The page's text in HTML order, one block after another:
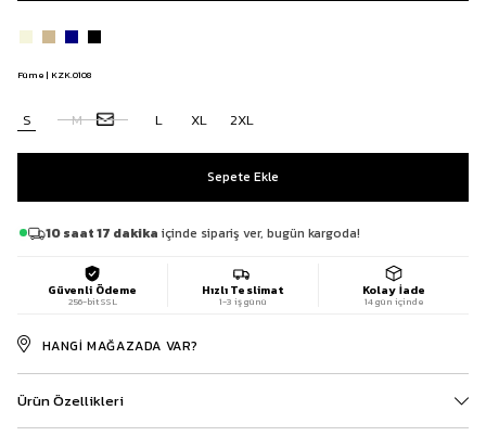
Füme | KZK.0108
S M L XL 2XL
10 saat 17 dakika içinde sipariş ver, bugün kargoda!
Güvenli Ödeme
256-bit SSL
Hızlı Teslimat
1-3 iş günü
Kolay İade
14 gün içinde
HANGI MAĞAZADA VAR?
Ürün Özellikleri